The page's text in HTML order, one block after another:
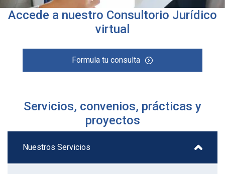
Accede a nuestro Consultorio Jurídico
virtual
Formula tu consulta
Servicios, convenios, prácticas y
proyectos
Nuestros Servicios